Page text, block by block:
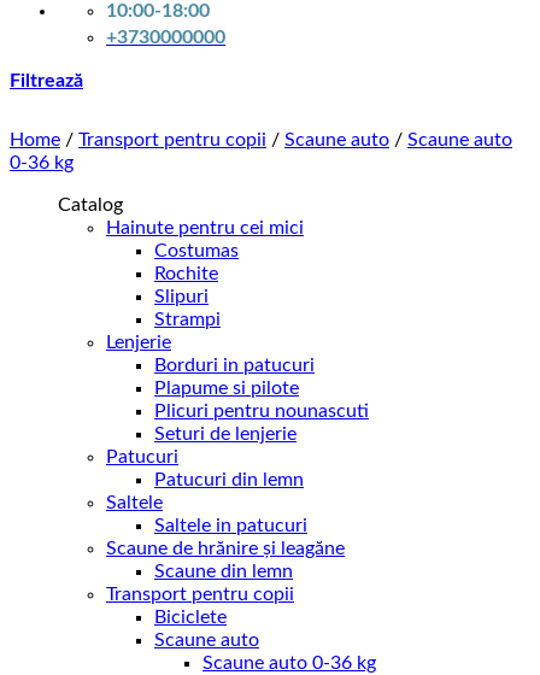
Hainute pentru cei mici
Costumas
10:00-18:00
+3730000000
Filtrează
Home / Transport pentru copii / Scaune auto / Scaune auto
0-36 kg
Catalog
Hainute pentru cei mici
Costumas
Rochite
Slipuri
Strampi
Lenjerie
Borduri in patucuri
Plapume si pilote
Plicuri pentru nounascuti
Seturi de lenjerie
Patucuri
Patucuri din lemn
Saltele
Saltele in patucuri
Scaune de hrănire și leagăne
Scaune din lemn
Transport pentru copii
Biciclete
Scaune auto
Scaune auto 0-36 kg